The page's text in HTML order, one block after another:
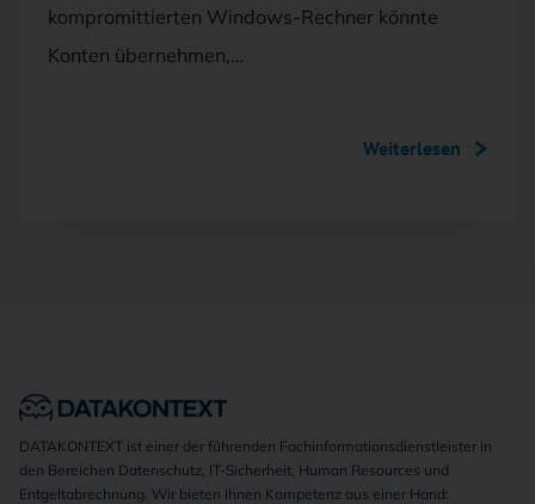
kompromittierten Windows-Rechner könnte
Konten übernehmen,…
Weiterlesen
DATAKONTEXT ist einer der führenden Fachinformationsdienstleister in
den Bereichen Datenschutz, IT-Sicherheit, Human Resources und
Entgeltabrechnung. Wir bieten Ihnen Kompetenz aus einer Hand: